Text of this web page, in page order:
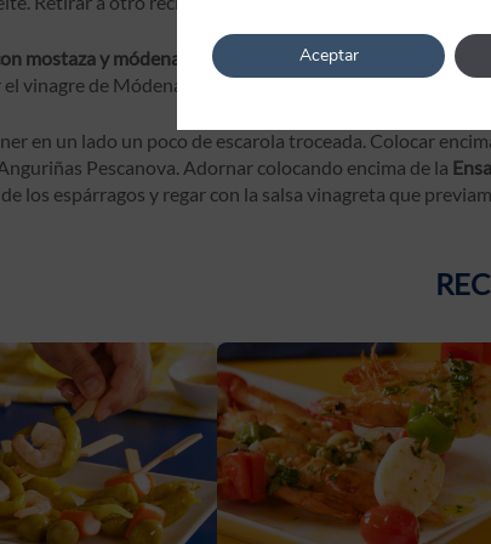
mostaza y módena
: En un cuenco poner un poco de sal,
vinagre de Módena y sin dejar de remover echar la
en un lado un poco de escarola troceada. Colocar
Pescanova. Adornar colocando encima de la
los espárragos y regar con la salsa vinagreta que
Aceptar